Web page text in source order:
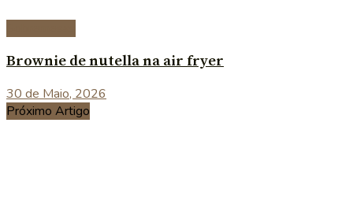
Brownie de nutella na air fryer
30 de Maio, 2026
Próximo Artigo